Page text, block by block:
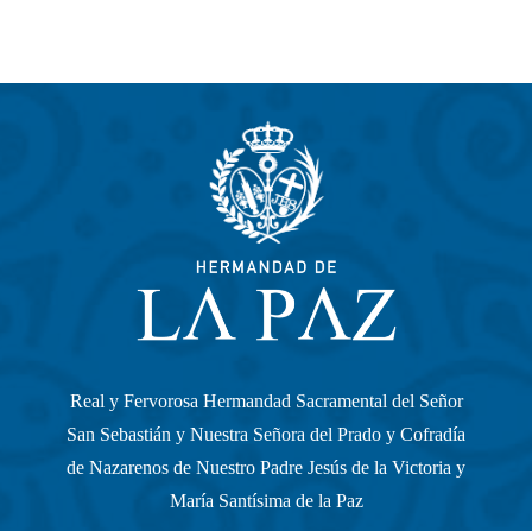
Real y Fervorosa Hermandad Sacramental del Señor
San Sebastián y Nuestra Señora del Prado y Cofradía
de Nazarenos de Nuestro Padre Jesús de la Victoria y
María Santísima de la Paz